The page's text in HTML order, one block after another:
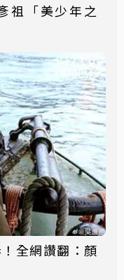
祖「美少年之
全網讚翻：顏